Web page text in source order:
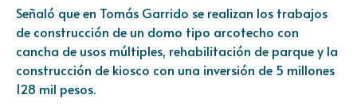
Señaló que en Tomás Garrido se realizan los trabajos
de construcción de un domo tipo arcotecho con
cancha de usos múltiples, rehabilitación de parque y la
construcción de kiosco con una inversión de 5 millones
128 mil pesos.